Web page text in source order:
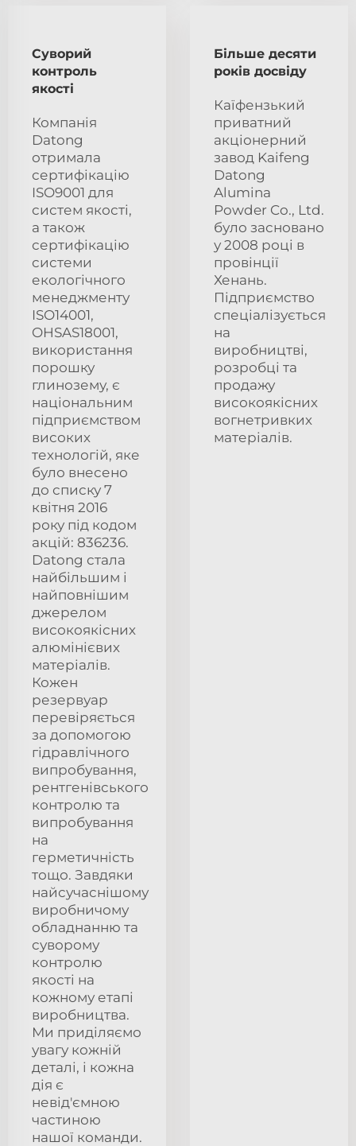
Суворий
контроль
якості
Компанія
Datong
отримала
сертифікацію
ISO9001 для
систем якості,
а також
сертифікацію
системи
екологічного
менеджменту
ISO14001,
OHSAS18001,
використання
порошку
глинозему, є
національним
підприємством
високих
технологій, яке
було внесено
до списку 7
квітня 2016
року під кодом
акцій: 836236.
Datong стала
найбільшим і
найповнішим
джерелом
високоякісних
алюмінієвих
матеріалів.
Кожен
резервуар
перевіряється
за допомогою
гідравлічного
випробування,
рентгенівського
контролю та
випробування
на
герметичність
тощо. Завдяки
найсучаснішому
виробничому
обладнанню та
суворому
контролю
якості на
кожному етапі
виробництва.
Ми приділяємо
увагу кожній
деталі, і кожна
дія є
невід'ємною
частиною
нашої команди.
Більше десяти
років досвіду
Каїфензький
приватний
акціонерний
завод Kaifeng
Datong
Alumina
Powder Co., Ltd.
було засновано
у 2008 році в
провінції
Хенань.
Підприємство
спеціалізується
на
виробництві,
розробці та
продажу
високоякісних
вогнетривких
матеріалів.